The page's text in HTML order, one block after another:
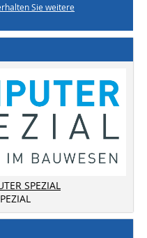
Sie weitere
SPEZIAL